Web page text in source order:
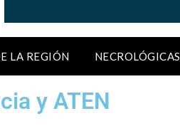
LA REGIÓN NECROLÓGICAS
y ATEN